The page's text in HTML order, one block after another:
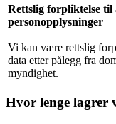
Rettslig forpliktelse til
personopplysninger
Vi kan være rettslig
data etter pålegg fra
myndighet.
Hvor lenge lagrer